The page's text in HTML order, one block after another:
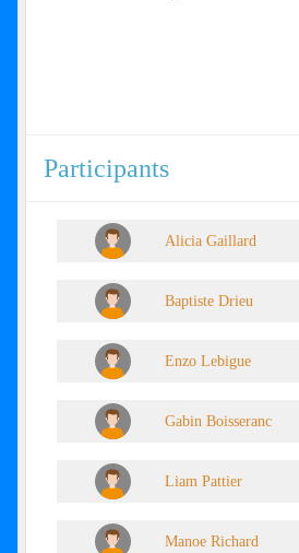
Participants
Alicia Gaillard
Baptiste Drieu
Enzo Lebigue
Gabin Boisseranc
Liam Pattier
Manoe Richard